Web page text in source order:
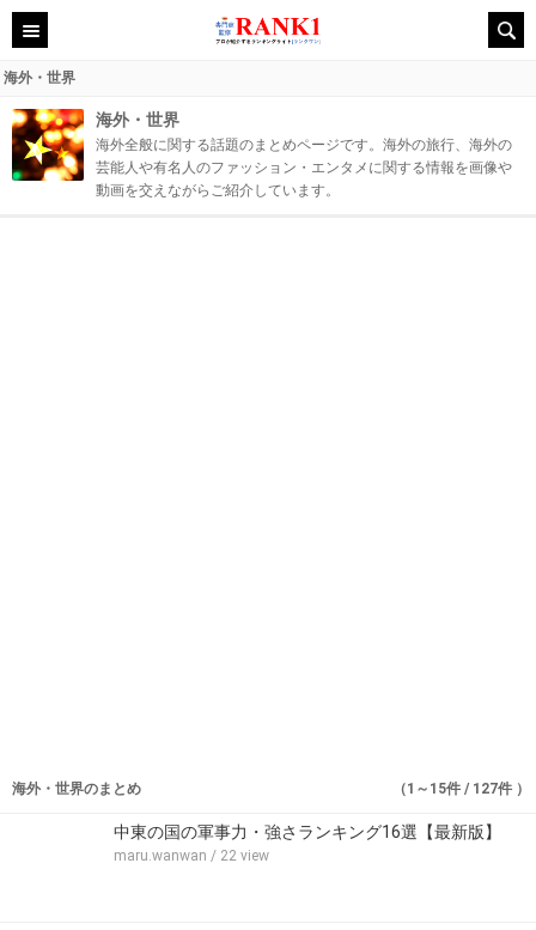
海外・世界
海外・世界
海外全般に関する話題のまとめページです。海外の旅行、海外の
芸能人や有名人のファッション・エンタメに関する情報を画像や
動画を交えながらご紹介しています。
海外・世界のまとめ （1～15件 / 127件 ）
中東の国の軍事力・強さランキング16選【最新版】
maru.wanwan / 22 view